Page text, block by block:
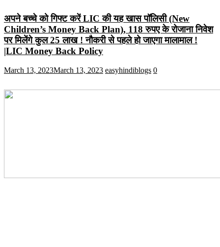
अपने बच्चे को गिफ्ट करें LIC की यह खास पॉलिसी (New
Children’s Money Back Plan), 118 रुपए के रोजाना निवेश
पर मिलेंगे कुल 25 लाख ! नौकरी से पहले हो जाएगा मालामाल !
|LIC Money Back Policy
March 13, 2023March 13, 2023 easyhindiblogs 0